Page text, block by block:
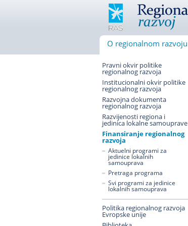
O regionalnom razvoju
Pravni okvir politike
regionalnog razvoja
Institucionalni okvir politike
regionalnog razvoja
Razvojna dokumenta
regionalnog razvoja
Razvijenosti regiona i
jedinica lokalne samouprave
Finansiranje regionalnog
razvoja
Aktuelni programi za
jedinice lokalnih
samouprava
Pretraga programa
Svi programi za jedinice
lokalnih samouprava
Politika regionalnog razvoja
Evropske unije